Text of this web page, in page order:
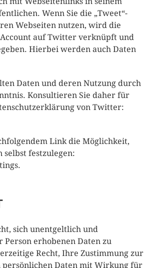
Wenn Sie die „Tweet“-
Webseiten nutzen, wird die
auf Twitter verknüpft und
Hierbei werden auch Daten
Daten und deren Nutzung durch
Konsultieren Sie daher für
von Twitter:
Link die Möglichkeit,
festzulegen:
sich unentgeltlich und
erhobenen Daten zu
Recht, Ihre Zustimmung zur
Daten mit Wirkung für